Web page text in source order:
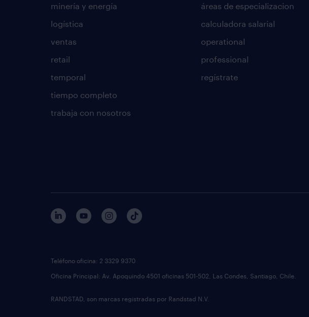
minería y energía
logística
ventas
retail
temporal
tiempo completo
trabaja con nosotros
áreas de especializacion
calculadora salarial
operational
professional
regístrate
Teléfono oficina: 2 3329 9370
Oficina Principal: Av. Apoquindo 4501 oficinas 501-502, Las Condes, Santiago, Chile.
RANDSTAD, son marcas registradas por Randstad N.V.